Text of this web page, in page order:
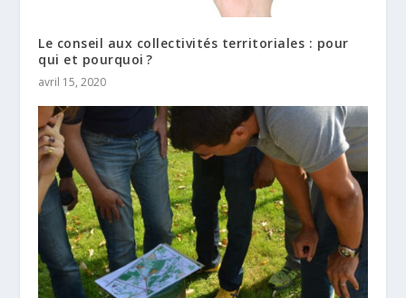
Le conseil aux collectivités territoriales : pour
qui et pourquoi ?
avril 15, 2020